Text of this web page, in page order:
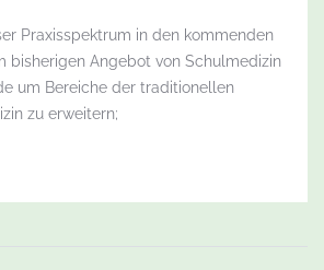
Praxisspektrum in den kommenden
bisherigen Angebot von Schulmedizin
um Bereiche der traditionellen
zu erweitern;